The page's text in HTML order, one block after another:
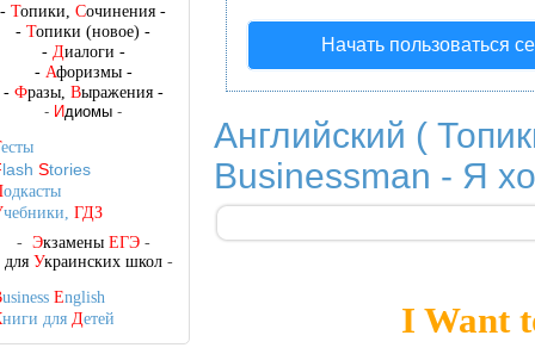
Начать пользоваться
Английский (
Businessman - Я
I Want
- Топики, Сочинения -
- Топики (новое) -
- Диалоги -
- Афоризмы-
- Фразы, Выражения-
- Идиомы -
есты
lash Stories
одкасты
чебники, ГДЗ
- Экзамены ЕГЭ-
для Украинских школ-
usiness English
ниги для Детей